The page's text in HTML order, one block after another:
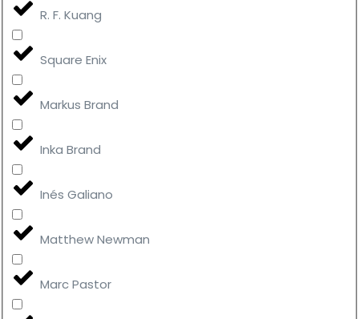
R. F. Kuang
Square Enix
Markus Brand
Inka Brand
Inés Galiano
Matthew Newman
Marc Pastor